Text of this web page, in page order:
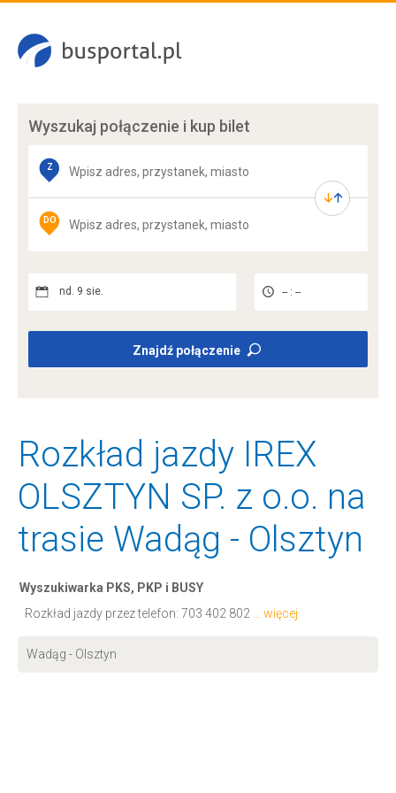
Wyszukaj połączenie i kup bilet
Z
DO
nd. 9 sie. -- : --
Znajdź połączenie
Rozkład jazdy IREX
OLSZTYN SP. z o.o. na
trasie Wadąg - Olsztyn
Wyszukiwarka PKS, PKP i BUSY
Rozkład jazdy przez telefon: 703 402 802 ... więcej
Wadąg - Olsztyn